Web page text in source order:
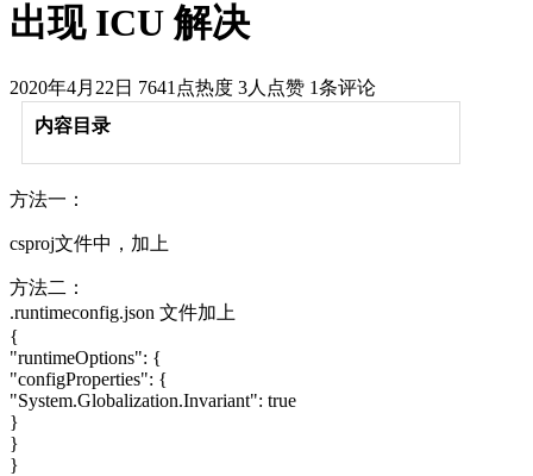
出现 ICU 解决
2020年4月22日 7641点热度 3人点赞 1条评论
内容目录
方法一：
csproj文件中，加上
方法二：
.runtimeconfig.json 文件加上
{
"runtimeOptions": {
"configProperties": {
"System.Globalization.Invariant": true
}
}
}